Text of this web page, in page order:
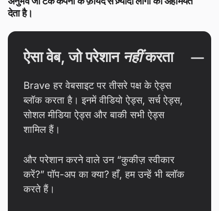
देता है।
ऐसा वेब, जो परेशान नहींकरता
Brave हर वेबसाइट पर तीसरे पक्ष के ऐड्स
ब्लॉक करता है। इनमें वीडियो ऐड्स, सर्च ऐड्स,
सोशल मीडिया ऐड्स और बाकी सभी ऐड्स
शामिल हैं।
और परेशान करने वाले उन “कुकीज़ स्वीकार
करें?” पॉप-अप का क्या? हाँ, हम उन्हें भी ब्लॉक
करते हैं।